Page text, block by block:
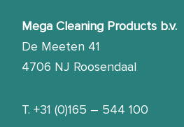
Mega Cleaning Products b.v.
De Meeten 41
4706 NJ Roosendaal
T.+31 (0)165 – 544 100